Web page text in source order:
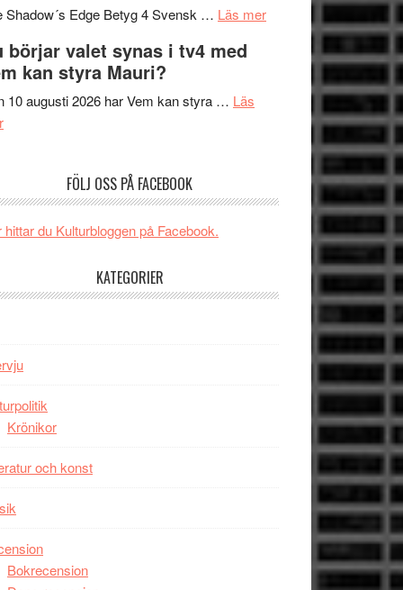
Artipelag
Shadow´s Edge Betyg 4 Svensk … Läs merom
Filmrecension:
Shadow
spännande
Chan
storform
börjar valet synas i tv4 med
kan styra Mauri?
10 augusti 2026 har Vem kan styra … Läs
om
synas
Vem
Mauri?
FÖLJ OSS PÅ FACEBOOK
hittar du Kulturbloggen på Facebook.
KATEGORIER
Krönikor
och konst
Bokrecension